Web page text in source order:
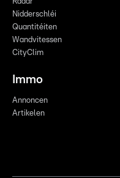
Nidderschléi
Quantitéiten
Wandvitessen
CityClim
Immo
Annoncen
Artikelen